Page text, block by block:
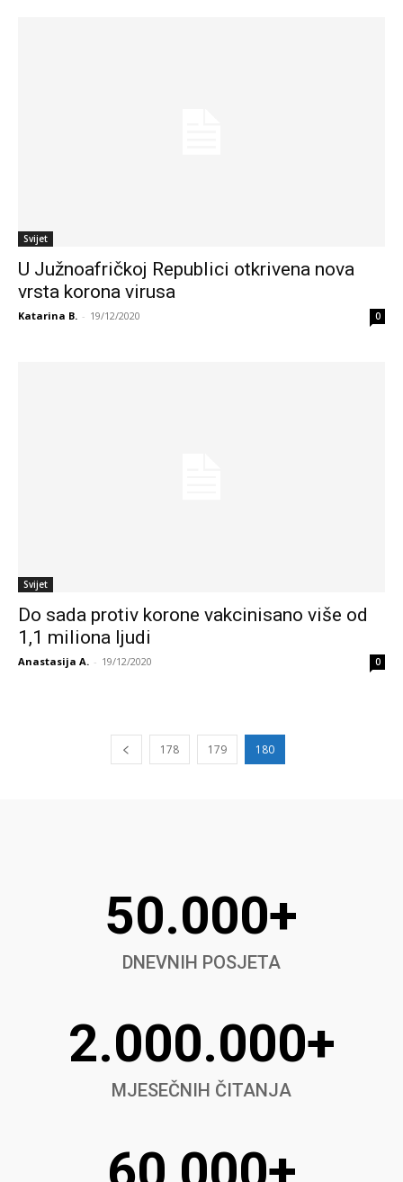
Svijet
U Južnoafričkoj Republici otkrivena nova
vrsta korona virusa
Katarina B. - 19/12/2020 0
Svijet
Do sada protiv korone vakcinisano više od
1,1 miliona ljudi
Anastasija A. - 19/12/2020 0
178 179 180
50.000+
DNEVNIH POSJETA
2.000.000+
MJESEČNIH ČITANJA